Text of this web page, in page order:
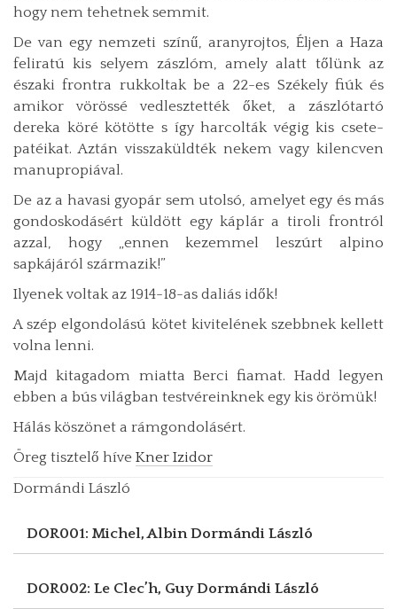
hogy nem tehetnek semmit.
De van egy nemzeti színű, aranyrojtos, Éljen a Haza
feliratú kis selyem zászlóm, amely alatt tőlünk az
északi frontra rukkoltak be a 22-es Székely fiúk és
amikor vörössé vedlesztették őket, a zászlótartó
dereka köré kötötte s így harcolták végig kis csete-
patéikat. Aztán visszaküldték nekem vagy kilencven
manupropiával.
De az a havasi gyopár sem utolsó, amelyet egy és más
gondoskodásért küldött egy káplár a tiroli frontról
azzal, hogy „ennen kezemmel leszúrt alpino
sapkájáról származik!”
Ilyenek voltak az 1914-18-as daliás idők!
A szép elgondolású kötet kivitelének szebbnek kellett
volna lenni.
Majd kitagadom miatta Berci fiamat. Hadd legyen
ebben a bús világban testvéreinknek egy kis örömük!
Hálás köszönet a rámgondolásért.
Öreg tisztelő híve Kner Izidor
Dormándi László
DOR001: Michel, AlbinDormándi László
DOR002: Le Clec’h, GuyDormándi László